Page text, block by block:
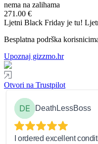
nema na zalihama
271.00 €
Ljetni Black Friday je tu!
Besplatna podrška
Upoznaj gizzmo.hr
Otvori na Trustpilot